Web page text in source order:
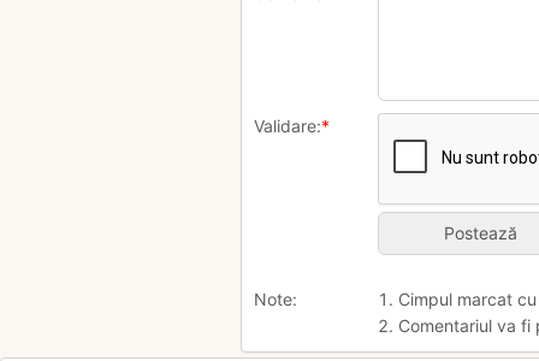
Validare:*
Note:
1. Cimpul marcat
2. Comentariul va